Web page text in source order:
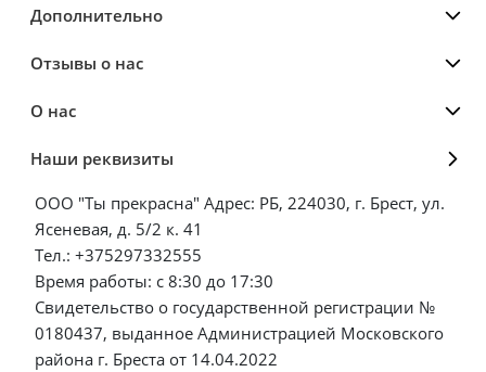
Дополнительно
Отзывы о нас
О нас
Наши реквизиты
ООО "Ты прекрасна" Адрес: РБ, 224030, г. Брест, ул.
Ясеневая, д. 5/2 к. 41
Тел.: +375297332555
Время работы: с 8:30 до 17:30
Свидетельство о государственной регистрации №
0180437, выданное Администрацией Московского
района г. Бреста от 14.04.2022